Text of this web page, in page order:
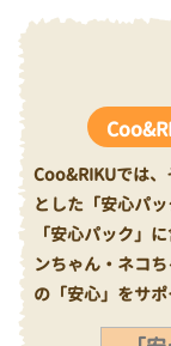
Coo&RIKUでは
とした「安心パ
「安心パック」
ンちゃん・ネコ
の「安心」をサポ